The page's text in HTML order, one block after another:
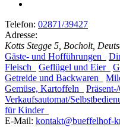
Telefon: 02871/39427
Adresse:
Kotts Stegge 5, Bocholt,
Gäste- und Hofführungen
Fleisch
Geflügel und Eier
Getreide und Backwaren
Gemüse, Kartoffeln
Verkaufsautomat/
für Kinder
E-Mail: kontakt@bueffelhof-